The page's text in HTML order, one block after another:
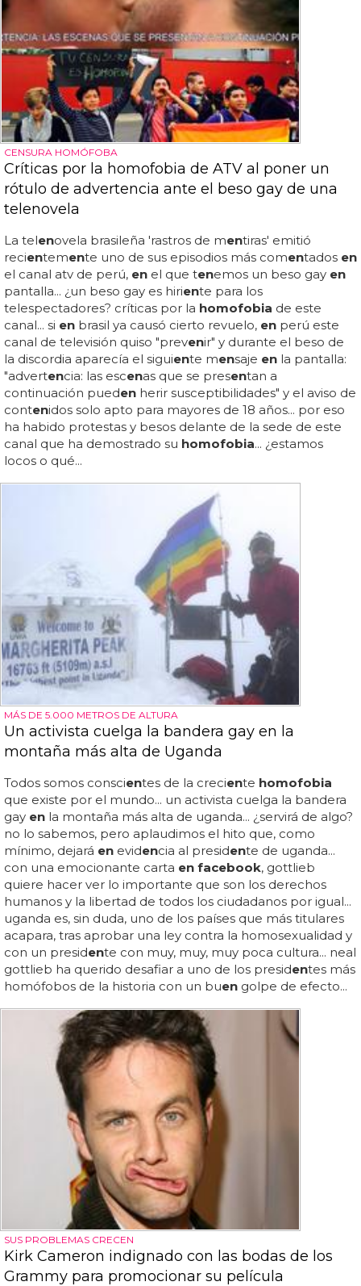
CENSURA HOMÓFOBA
Críticas por la homofobia de ATV al poner un
rótulo de advertencia ante el beso gay de una
telenovela
La telenovela brasileña 'rastros de mentiras' emitió
recientemente uno de sus episodios más comentados en
el canal atv de perú, en el que tenemos un beso gay en
pantalla... ¿un beso gay es hiriente para los
telespectadores? críticas por la homofobia de este
canal... si en brasil ya causó cierto revuelo, en perú este
canal de televisión quiso "prevenir" y durante el beso de
la discordia aparecía el siguiente mensaje en la pantalla:
"advertencia: las escenas que se presentan a
continuación pueden herir susceptibilidades" y el aviso de
contenidos solo apto para mayores de 18 años... por eso
ha habido protestas y besos delante de la sede de este
canal que ha demostrado su homofobia... ¿estamos
locos o qué...
MÁS DE 5.000 METROS DE ALTURA
Un activista cuelga la bandera gay en la
montaña más alta de Uganda
Todos somos conscientes de la creciente homofobia
que existe por el mundo... un activista cuelga la bandera
gay en la montaña más alta de uganda... ¿servirá de algo?
no lo sabemos, pero aplaudimos el hito que, como
mínimo, dejará en evidencia al presidente de uganda...
con una emocionante carta en facebook, gottlieb
quiere hacer ver lo importante que son los derechos
humanos y la libertad de todos los ciudadanos por igual...
uganda es, sin duda, uno de los países que más titulares
acapara, tras aprobar una ley contra la homosexualidad y
con un presidente con muy, muy, muy poca cultura... neal
gottlieb ha querido desafiar a uno de los presidentes más
homófobos de la historia con un buen golpe de efecto...
SUS PROBLEMAS CRECEN
Kirk Cameron indignado con las bodas de los
Grammy para promocionar su película